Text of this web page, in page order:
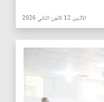
الأثنين 12 كانون الثاني 2026